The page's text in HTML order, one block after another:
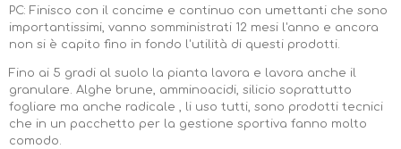
PC: Finisco con il concime e continuo con umettanti che sono
importantissimi, vanno somministrati 12 mesi l'anno e ancora
non si è capito fino in fondo l'utilità di questi prodotti.
Fino ai 5 gradi al suolo la pianta lavora e lavora anche il
granulare. Alghe brune, amminoacidi, silicio soprattutto
fogliare ma anche radicale , li uso tutti, sono prodotti tecnici
che in un pacchetto per la gestione sportiva fanno molto
comodo.